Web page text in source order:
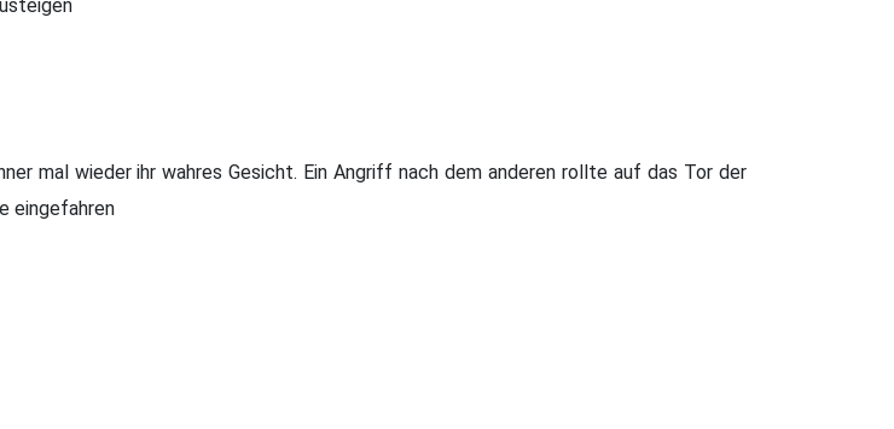
mal wieder ihr wahres Gesicht. Ein Angriff nach dem anderen rollte auf das Tor der
eingefahren